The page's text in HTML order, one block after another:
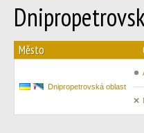
Město
Dnipropetrovská oblast